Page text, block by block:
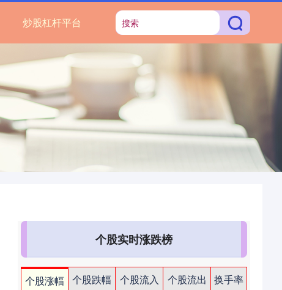
炒股杠杆平台
个股实时涨跌榜
个股涨幅 个股跌幅 个股流入 个股流出
换手率